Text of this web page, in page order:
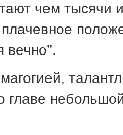
чем тысячи
вечно".
главе